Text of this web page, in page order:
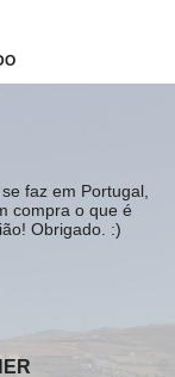
faz em Portugal,
compra o que é
Obrigado. :)